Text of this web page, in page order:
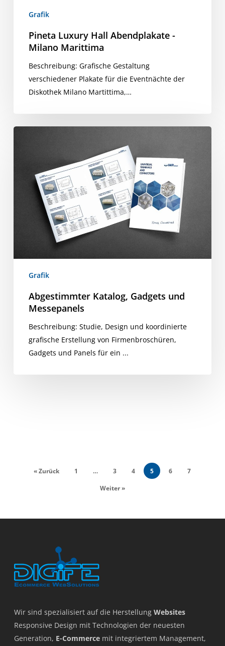
Grafik
Pineta Luxury Hall Abendplakate -
Milano Marittima
Beschreibung: Grafische Gestaltung
verschiedener Plakate für die Eventnächte der
Diskothek Milano Martittima,…
Messepanels
Grafik
Abgestimmter Katalog, Gadgets und
Messepanels
Beschreibung: Studie, Design und koordinierte
grafische Erstellung von Firmenbroschüren,
Gadgets und Panels für ein ...
« Zurück 1 … 3 4 5 6
7
Weiter »
Wir sind spezialisiert auf die Herstellung Websites
Responsive Design mit Technologien der neuesten
Generation, E-Commerce mit integriertem Management,